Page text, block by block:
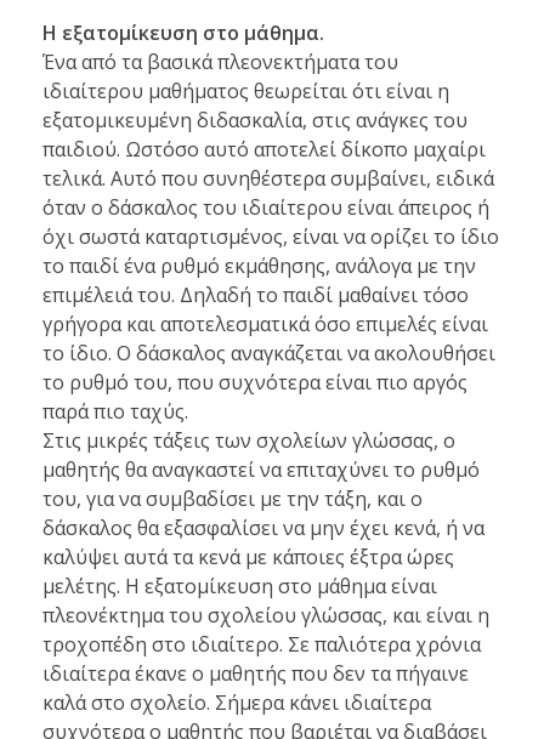
Η εξατομίκευση στο μάθημα.
Ένα από τα βασικά πλεονεκτήματα του
ιδιαίτερου μαθήματος θεωρείται ότι είναι η
εξατομικευμένη διδασκαλία, στις ανάγκες του
παιδιού. Ωστόσο αυτό αποτελεί δίκοπο μαχαίρι
τελικά. Αυτό που συνηθέστερα συμβαίνει, ειδικά
όταν ο δάσκαλος του ιδιαίτερου είναι άπειρος ή
όχι σωστά καταρτισμένος, είναι να ορίζει το ίδιο
το παιδί ένα ρυθμό εκμάθησης, ανάλογα με την
επιμέλειά του. Δηλαδή το παιδί μαθαίνει τόσο
γρήγορα και αποτελεσματικά όσο επιμελές είναι
το ίδιο. Ο δάσκαλος αναγκάζεται να ακολουθήσει
το ρυθμό του, που συχνότερα είναι πιο αργός
παρά πιο ταχύς.
Στις μικρές τάξεις των σχολείων γλώσσας, ο
μαθητής θα αναγκαστεί να επιταχύνει το ρυθμό
του, για να συμβαδίσει με την τάξη, και ο
δάσκαλος θα εξασφαλίσει να μην έχει κενά, ή να
καλύψει αυτά τα κενά με κάποιες έξτρα ώρες
μελέτης. Η εξατομίκευση στο μάθημα είναι
πλεονέκτημα του σχολείου γλώσσας, και είναι η
τροχοπέδη στο ιδιαίτερο. Σε παλιότερα χρόνια
ιδιαίτερα έκανε ο μαθητής που δεν τα πήγαινε
καλά στο σχολείο. Σήμερα κάνει ιδιαίτερα
συχνότερα ο μαθητής που βαριέται να διαβάσει